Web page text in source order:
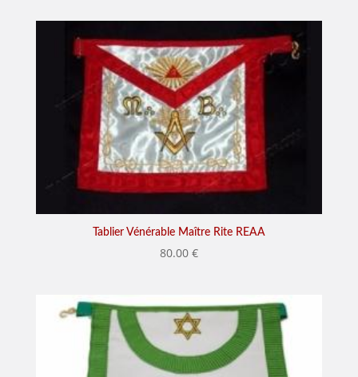
Tablier Vénérable Maître Rite REAA
80.00 €